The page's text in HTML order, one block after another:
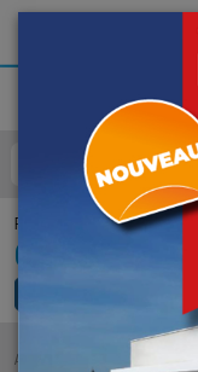
Pour nous appeler
04 74 93 25 35
ACCUEIL